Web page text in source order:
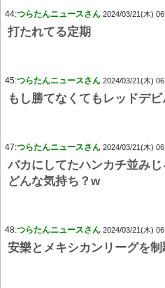
44:つらたんニュースさん 2024/03/21(木)
打たれてる定期
45:つらたんニュースさん 2024/03/21(木)
もし勝てなくてもレッドデ
47:つらたんニュースさん 2024/03/21(木)
バカにしてたハンカチ並み
どんな気持ち？w
48:つらたんニュースさん 2024/03/21(木)
安樂とメキシカンリーグを制